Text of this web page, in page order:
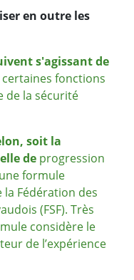
en outre les
s'agissant de
certaines fonctions
de la sécurité
soit la
de progression
formule
Fédération des
(FSF). Très
considère le
de l’expérience